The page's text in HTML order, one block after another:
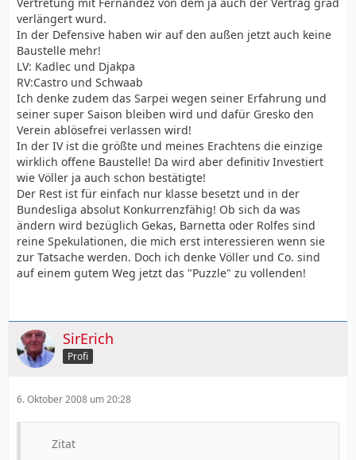
verlängert wurd.
In der Defensive haben wir auf den außen jetzt auch keine
Baustelle mehr!
LV: Kadlec und Djakpa
RV:Castro und Schwaab
Ich denke zudem das Sarpei wegen seiner Erfahrung und
seiner super Saison bleiben wird und dafür Gresko den
Verein ablösefrei verlassen wird!
In der IV ist die größte und meines Erachtens die einzige
wirklich offene Baustelle! Da wird aber definitiv Investiert
wie Völler ja auch schon bestätigte!
Der Rest ist für einfach nur klasse besetzt und in der
Bundesliga absolut Konkurrenzfähig! Ob sich da was
ändern wird bezüglich Gekas, Barnetta oder Rolfes sind
reine Spekulationen, die mich erst interessieren wenn sie
zur Tatsache werden. Doch ich denke Völler und Co. sind
auf einem gutem Weg jetzt das "Puzzle" zu vollenden!
SirErich
Profi
6. Oktober 2008 um 20:28
Zitat